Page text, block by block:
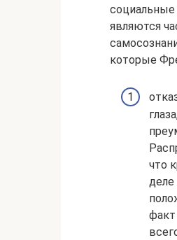
являются
которые
что
деле
факт